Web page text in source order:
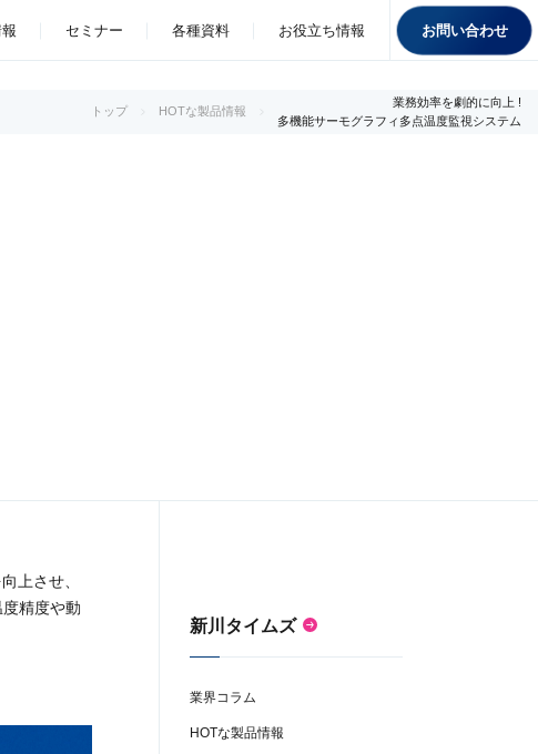
セミナー 各種資料 お役立ち情報 お問い合わせ
トップ HOTな製品情報
業務効率を劇的に向上 !
多機能サーモグラフィ多点温度監視システム
上させ、
精度や動
新川タイムズ
業界コラム
HOTな製品情報